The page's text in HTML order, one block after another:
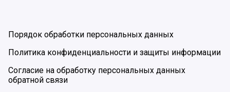
Порядок обработки персональных данных
Политика конфиденциальности и защиты информации
Согласие на обработку персональных данных
обратной связи